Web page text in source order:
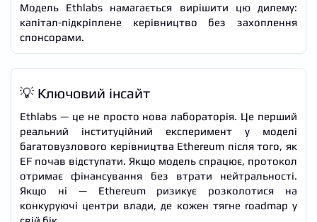
Модель Ethlabs намагається вирішити цю дилему:
капітал-підкріплене керівництво без захоплення
спонсорами.
💡 Ключовий інсайт
Ethlabs — це не просто нова лабораторія. Це перший
реальний інституційний експеримент у моделі
багатовузлового керівництва Ethereum після того, як
EF почав відступати. Якщо модель спрацює, протокол
отримає фінансування без втрати нейтральності.
Якщо ні — Ethereum ризикує розколотися на
конкуруючі центри влади, де кожен тягне roadmap у